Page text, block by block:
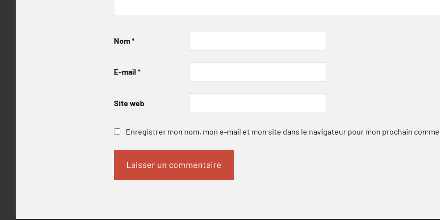
Nom*
E-mail *
Site web
Enregistrer mon nom, mon e-mail et mon site dans le navigateur pour mon prochain